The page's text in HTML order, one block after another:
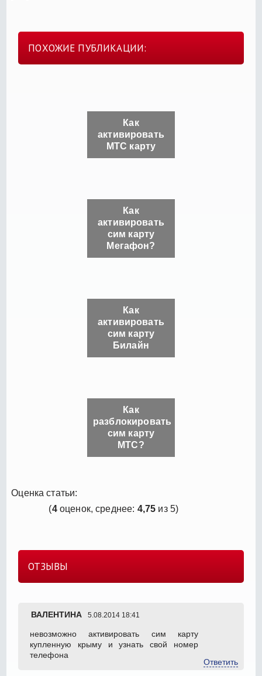
ПОХОЖИЕ ПУБЛИКАЦИИ:
Как
активировать
МТС карту
Как
активировать
сим карту
Мегафон?
Как
активировать
сим карту
Билайн
Как
разблокировать
сим карту
МТС?
Оценка статьи:
(4оценок, среднее: 4,75 из 5)
ОТЗЫВЫ
ВАЛЕНТИНА 5.08.2014 18:41
невозможно активировать сим карту
купленную крыму и узнать свой номер
телефона
Ответить